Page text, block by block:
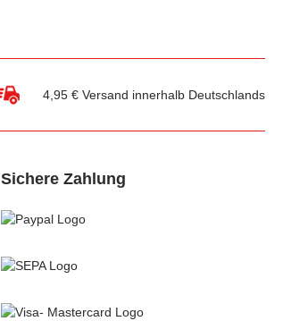
4,95 € Versand innerhalb Deutschlands
Sichere Zahlung